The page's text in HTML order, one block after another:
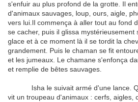
s'enfuir au plus profond de la grotte. Il
d'animaux sauvages, loup, ours, aigle,
vers lui.Il commença à aller tout au fond
se cacher, puis il glissa mystérieusement
glace et à ce moment là il se tordit la
grandement. Puis le chaman se fit
et les jumeaux. Le chamane s'enfonça
et remplie de bêtes sauvages.
Isha le suivait armé d'une lance.
vit un troupeau d'animaux : cerfs, aigles,